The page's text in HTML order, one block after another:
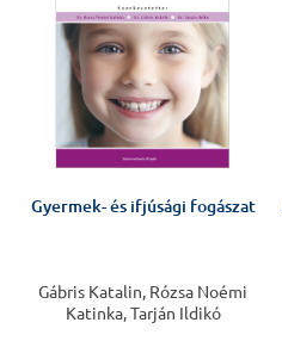
Gyermek- és ifjúsági fogászat
Gábris Katalin, Rózsa Noémi
Katinka, Tarján Ildikó